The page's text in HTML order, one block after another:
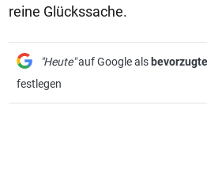
reine Glückssache.
"Heute"auf Google als
festlegen